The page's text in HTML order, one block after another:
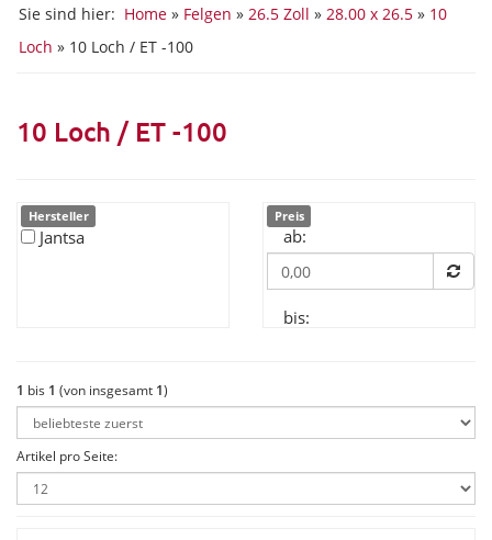
Sie sind hier: Home » Felgen » 26.5 Zoll » 28.00 x 26.5 » 10
Loch » 10 Loch / ET -100
10 Loch / ET -100
Hersteller
Jantsa
Preis
ab:
bis:
1 bis 1 (von insgesamt 1)
Artikel pro Seite: